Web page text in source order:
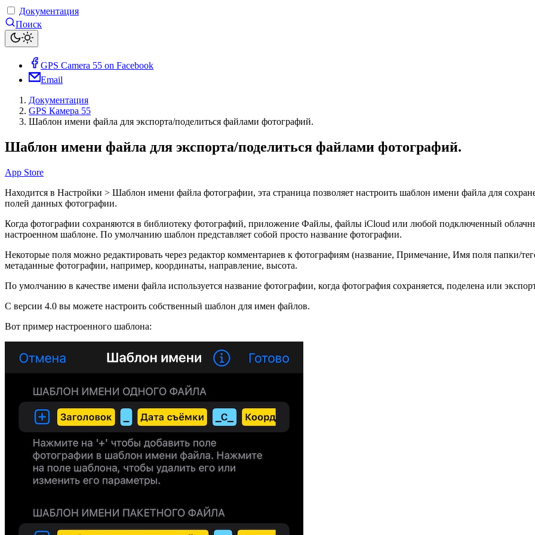
Документация
Поиск
GPS Camera 55 on Facebook
Email
Документация
GPS Камера 55
Шаблон имени файла для экспорта/поделиться файлами фотографий.
Шаблон имени файла для экспорта/поделиться файлами фотографий.
App Store
Находится в Настройки > Шаблон имени файла фотографии, эта страница позволяет настроить шаблон имени файла для
полей данных фотографии.
Когда фотографии сохраняются в библиотеку фотографий, приложение Файлы, файлы iCloud или любой подключенный
настроенном шаблоне. По умолчанию шаблон представляет собой просто название фотографии.
Некоторые поля можно редактировать через редактор комментариев к фотографиям (название, Примечание, Имя поля папки/
метаданные фотографии, например, координаты, направление, высота.
По умолчанию в качестве имени файла используется название фотографии, когда фотография сохраняется, поделена или
С версии 4.0 вы можете настроить собственный шаблон для имен файлов.
Вот пример настроенного шаблона: